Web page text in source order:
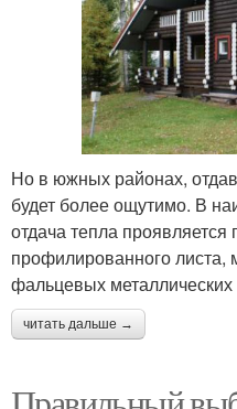
Но в южных районах,
будет более ощутимо. В
отдача тепла проявляется
профилированного листа,
фальцевых металлических
читать дальше →